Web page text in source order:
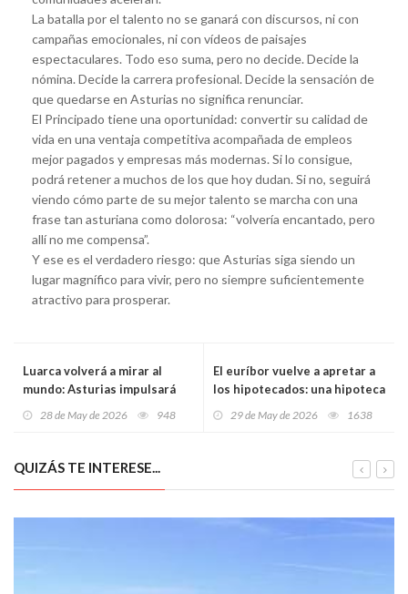
La batalla por el talento no se ganará con discursos, ni con
campañas emocionales, ni con vídeos de paisajes
espectaculares. Todo eso suma, pero no decide. Decide la
nómina. Decide la carrera profesional. Decide la sensación de
que quedarse en Asturias no significa renunciar.
El Principado tiene una oportunidad: convertir su calidad de
vida en una ventaja competitiva acompañada de empleos
mejor pagados y empresas más modernas. Si lo consigue,
podrá retener a muchos de los que hoy dudan. Si no, seguirá
viendo cómo parte de su mejor talento se marcha con una
frase tan asturiana como dolorosa: “volvería encantado, pero
allí no me compensa”.
Y ese es el verdadero riesgo: que Asturias siga siendo un
lugar magnífico para vivir, pero no siempre suficientemente
atractivo para prosperar.
Luarca volverá a mirar al
mundo: Asturias impulsará
internacional para reconocer
28 de May de 2026 948
El euríbor vuelve a apretar a
los hipotecados: una hipoteca
casi 700 euros al año
29 de May de 2026 1638
QUIZÁS TE INTERESE...